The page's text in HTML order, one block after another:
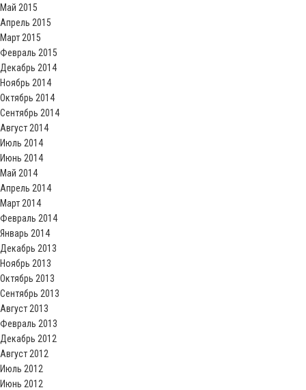
Май 2015
Апрель 2015
Март 2015
Февраль 2015
Декабрь 2014
Ноябрь 2014
Октябрь 2014
Сентябрь 2014
Август 2014
Июль 2014
Июнь 2014
Май 2014
Апрель 2014
Март 2014
Февраль 2014
Январь 2014
Декабрь 2013
Ноябрь 2013
Октябрь 2013
Сентябрь 2013
Август 2013
Февраль 2013
Декабрь 2012
Август 2012
Июль 2012
Июнь 2012